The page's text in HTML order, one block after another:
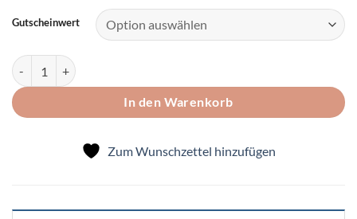
Gutscheinwert
Geschenkgutschein Menge
In den Warenkorb
Zum Wunschzettel hinzufügen